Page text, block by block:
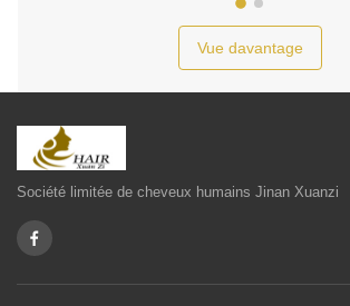
Vue davantage
Société limitée de cheveux humains Jinan Xuanzi